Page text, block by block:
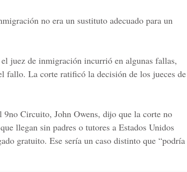
no era un sustituto adecuado para un
juez de inmigración incurrió en algunas fallas,
fallo. La corte ratificó la decisión de los jueces de
9no Circuito, John Owens, dijo que la corte no
llegan sin padres o tutores a Estados Unidos
gratuito. Ese sería un caso distinto que “podría